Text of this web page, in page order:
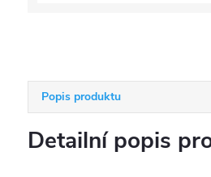
Popis produktu
Detailní popis